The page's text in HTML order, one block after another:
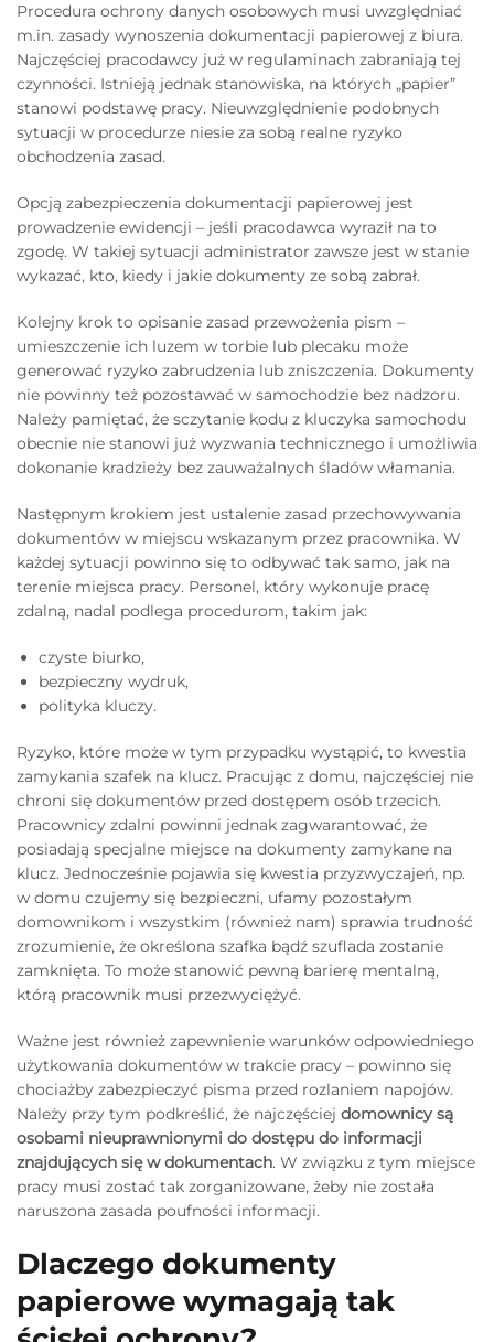
Procedura ochrony danych osobowych musi uwzględniać
m.in. zasady wynoszenia dokumentacji papierowej z biura.
Najczęściej pracodawcy już w regulaminach zabraniają tej
czynności. Istnieją jednak stanowiska, na których „papier”
stanowi podstawę pracy. Nieuwzględnienie podobnych
sytuacji w procedurze niesie za sobą realne ryzyko
obchodzenia zasad.
Opcją zabezpieczenia dokumentacji papierowej jest
prowadzenie ewidencji – jeśli pracodawca wyraził na to
zgodę. W takiej sytuacji administrator zawsze jest w stanie
wykazać, kto, kiedy i jakie dokumenty ze sobą zabrał.
Kolejny krok to opisanie zasad przewożenia pism –
umieszczenie ich luzem w torbie lub plecaku może
generować ryzyko zabrudzenia lub zniszczenia. Dokumenty
nie powinny też pozostawać w samochodzie bez nadzoru.
Należy pamiętać, że sczytanie kodu z kluczyka samochodu
obecnie nie stanowi już wyzwania technicznego i umożliwia
dokonanie kradzieży bez zauważalnych śladów włamania.
Następnym krokiem jest ustalenie zasad przechowywania
dokumentów w miejscu wskazanym przez pracownika. W
każdej sytuacji powinno się to odbywać tak samo, jak na
terenie miejsca pracy. Personel, który wykonuje pracę
zdalną, nadal podlega procedurom, takim jak:
czyste biurko,
bezpieczny wydruk,
polityka kluczy.
Ryzyko, które może w tym przypadku wystąpić, to kwestia
zamykania szafek na klucz. Pracując z domu, najczęściej nie
chroni się dokumentów przed dostępem osób trzecich.
Pracownicy zdalni powinni jednak zagwarantować, że
posiadają specjalne miejsce na dokumenty zamykane na
klucz. Jednocześnie pojawia się kwestia przyzwyczajeń, np.
w domu czujemy się bezpieczni, ufamy pozostałym
domownikom i wszystkim (również nam) sprawia trudność
zrozumienie, że określona szafka bądź szuflada zostanie
zamknięta. To może stanowić pewną barierę mentalną,
którą pracownik musi przezwyciężyć.
Ważne jest również zapewnienie warunków odpowiedniego
użytkowania dokumentów w trakcie pracy – powinno się
chociażby zabezpieczyć pisma przed rozlaniem napojów.
Należy przy tym podkreślić, że najczęściej domownicy są
osobami nieuprawnionymi do dostępu do informacji
znajdujących się w dokumentach. W związku z tym miejsce
pracy musi zostać tak zorganizowane, żeby nie została
naruszona zasada poufności informacji.
Dlaczego dokumenty
papierowe wymagają tak